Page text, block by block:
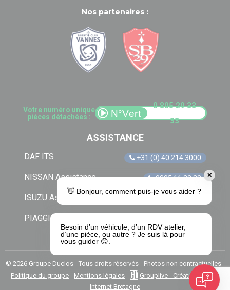
Nos partenaires :
Votre numéro unique
pièces détachées :
0 805 29 33
33
ASSISTANCE
DAF ITS +31 (0) 40 214 3000
NISSAN Assistance 0805 11 22 33
ISUZU Assistance
PIAGGIO Assistance
© 2026 Groupe Duclos - Tous droits réservés - Photos non contractuelles -
Politique du groupe - Mentions légales -
Grouplive - Création de site
Internet Bretagne
✕
👋 Bonjour, comment puis-je vous aider ?
Besoin d’un véhicule, d’un RDV atelier,
d’une pièce, ou autre ? Je suis là pour
vous guider 😊.